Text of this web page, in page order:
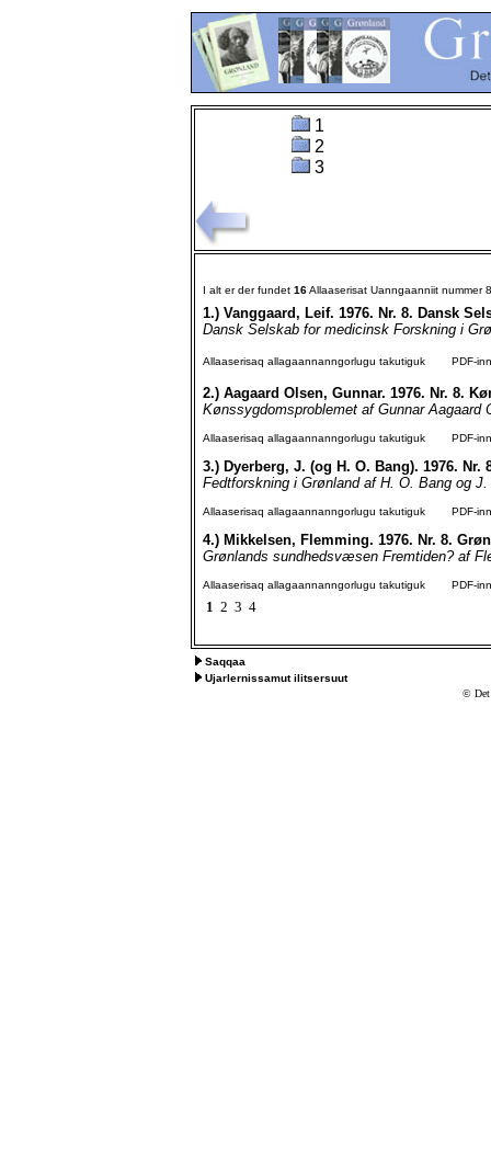
1
2
3
I alt er der fundet 16Allaaserisat Uanngaanniit nummer
1.) Vanggaard, Leif. 1976. Nr. 8. Dansk
Dansk Selskab for medicinsk Forskning i
Allaaserisaq allagaannanngorlugu takutiguk PDF-
2.) Aagaard Olsen, Gunnar. 1976. Nr. 8.
Kønssygdomsproblemet af Gunnar
Allaaserisaq allagaannanngorlugu takutiguk PDF-
3.) Dyerberg, J. (og H. O. Bang). 1976.
Fedtforskning i Grønland af H. O. Bang og
Allaaserisaq allagaannanngorlugu takutiguk PDF-
4.) Mikkelsen, Flemming. 1976. Nr. 8.
Grønlands sundhedsvæsen Fremtiden? af
Allaaserisaq allagaannanngorlugu takutiguk PDF-
1 2 3 4
Saqqaa
Ujarlernissamut ilitsersuut
© Det